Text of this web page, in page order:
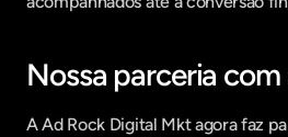
Nossa parceria
A Ad Rock Digital Mkt agora faz